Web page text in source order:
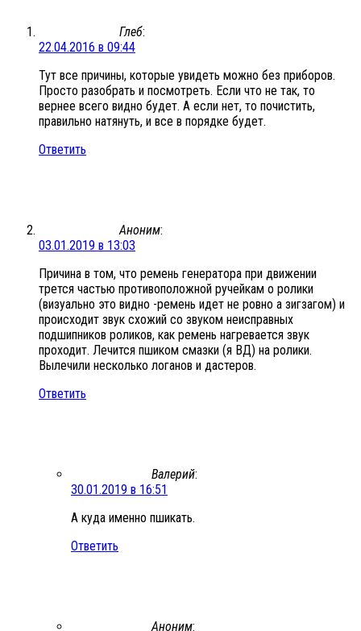
Глеб:
22.04.2016 в 09:44
Тут все причины, которые увидеть можно без приборов.
Просто разобрать и посмотреть. Если что не так, то
вернее всего видно будет. А если нет, то почистить,
правильно натянуть, и все в порядке будет.
Ответить
Аноним:
03.01.2019 в 13:03
Причина в том, что ремень генератора при движении
трется частью противоположной ручейкам о ролики
(визуально это видно -ремень идет не ровно а зигзагом) и
происходит звук схожий со звуком неисправных
подшипников роликов, как ремень нагревается звук
проходит. Лечится пшиком смазки (я ВД) на ролики.
Вылечили несколько логанов и дастеров.
Ответить
Валерий:
30.01.2019 в 16:51
А куда именно пшикать.
Ответить
Аноним: